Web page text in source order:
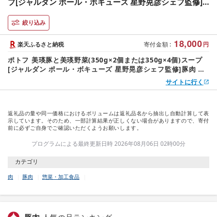
豚肉 豚 肉 野菜 野菜スープ お取り寄せ 送料無料[018-50]
絞り込み
寄付金額 : 18,000円
楽天ふるさと納税
ポトフ 美瑛豚と美瑛野菜(350g×2個または350g×4個)スープ
[ジャルダン ポール・ボキューズ 星野晃彦シェフ監修]豚肉 豚
肉 野菜 野菜スープ お取り寄せ 送料無料[018-50]サイトに行く
返礼品の量や同一価格におけるボリュームは返礼品名から抽出し自動計算して表
示しています。そのため、一部計算結果が正しくない場合がありますので、寄付
前に必ずご自身でご確認いただくようお願いします。
プログラムによる最終更新日時 2026年08月06日 02時00分
カテゴリ
肉 豚肉 惣菜・加工食品